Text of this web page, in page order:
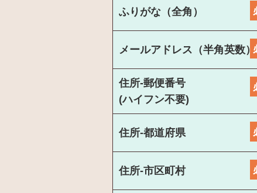
ふりがな（全角）
メールアドレス（半角英数）
住所-郵便番号
(ハイフン不要)
住所-都道府県
住所-市区町村